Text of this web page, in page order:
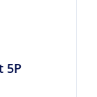
5P